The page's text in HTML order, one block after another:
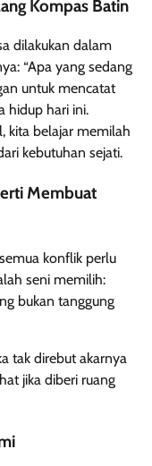
Kompas Batin
dilakukan dalam
“Apa yang sedang
untuk mencatat
hidup hari ini.
kita belajar memilah
kebutuhan sejati.
Membuat
konflik perlu
seni memilih:
bukan tanggung
tak direbut akarnya
jika diberi ruang